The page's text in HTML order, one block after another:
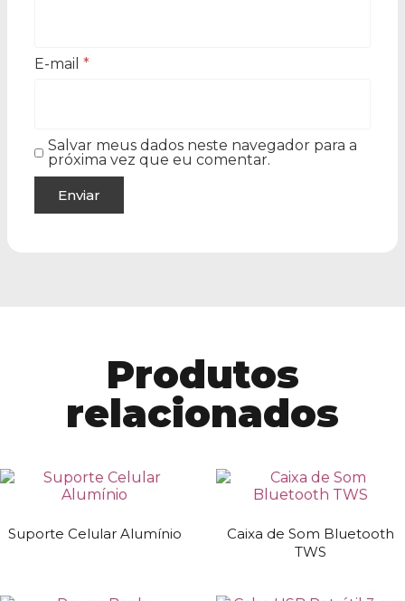
E-mail *
Salvar meus dados neste navegador para a
próxima vez que eu comentar.
Produtos
relacionados
Suporte Celular Alumínio
Caixa de Som Bluetooth
TWS